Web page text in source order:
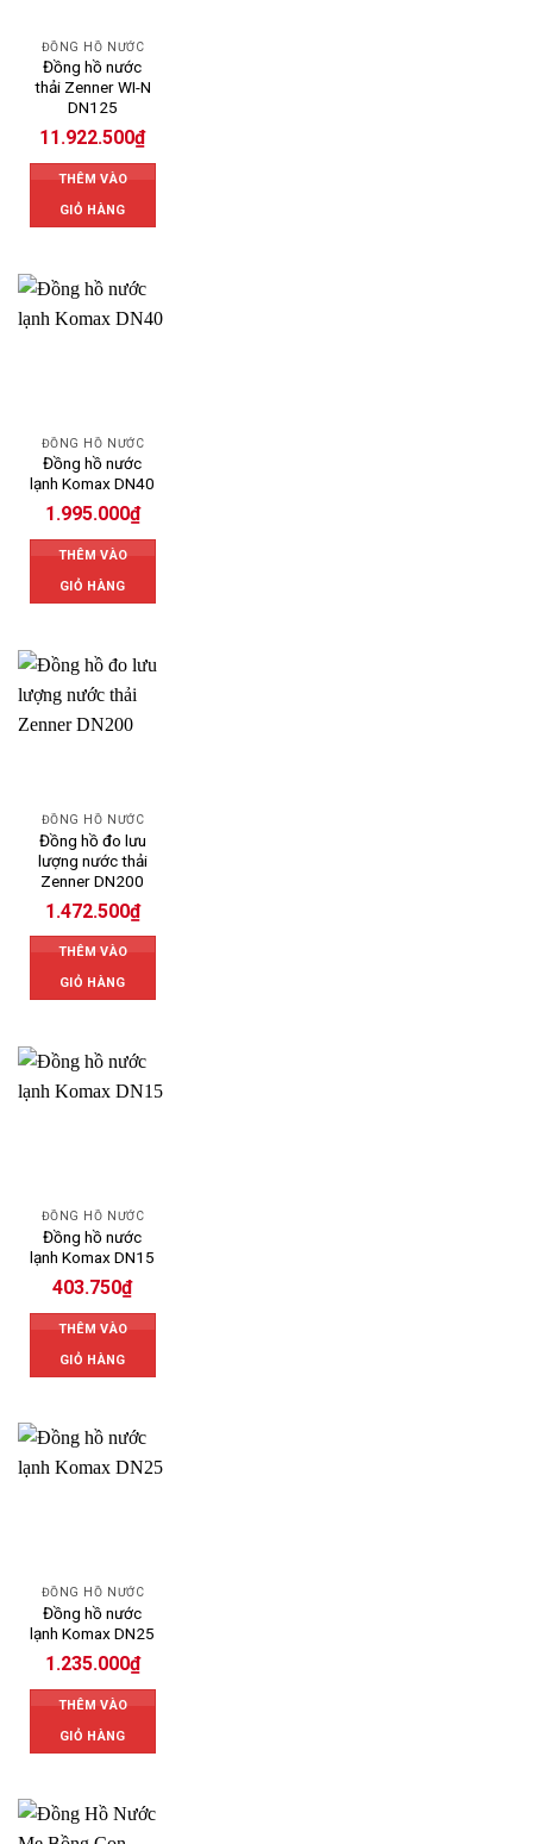
ĐỒNG HỒ NƯỚC
Đồng hồ nước
thải Zenner WI-N
DN125
11.922.500₫
THÊM VÀO
GIỎ HÀNG
ĐỒNG HỒ NƯỚC
Đồng hồ nước
lạnh Komax DN40
1.995.000₫
THÊM VÀO
GIỎ HÀNG
ĐỒNG HỒ NƯỚC
Đồng hồ đo lưu
lượng nước thải
Zenner DN200
1.472.500₫
THÊM VÀO
GIỎ HÀNG
ĐỒNG HỒ NƯỚC
Đồng hồ nước
lạnh Komax DN15
403.750₫
THÊM VÀO
GIỎ HÀNG
ĐỒNG HỒ NƯỚC
Đồng hồ nước
lạnh Komax DN25
1.235.000₫
THÊM VÀO
GIỎ HÀNG